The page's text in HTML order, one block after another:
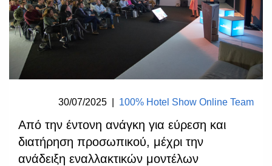
30/07/2025 100% Hotel Show Online Team
Από την έντονη ανάγκη για εύρεση και
διατήρηση προσωπικού, μέχρι την
ανάδειξη εναλλακτικών μοντέλων